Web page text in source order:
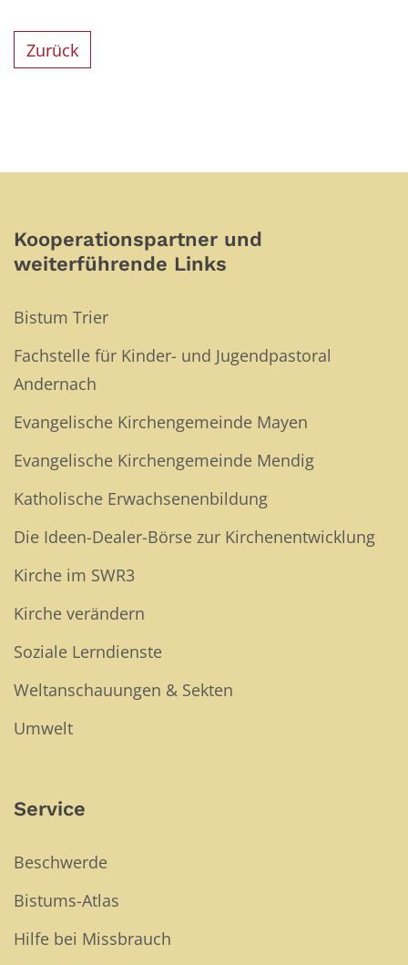
Zurück
Kooperationspartner und
weiterführende Links
Bistum Trier
Fachstelle für Kinder- und Jugendpastoral
Andernach
Evangelische Kirchengemeinde Mayen
Evangelische Kirchengemeinde Mendig
Katholische Erwachsenenbildung
Die Ideen-Dealer-Börse zur Kirchenentwicklung
Kirche im SWR3
Kirche verändern
Soziale Lerndienste
Weltanschauungen & Sekten
Umwelt
Service
Beschwerde
Bistums-Atlas
Hilfe bei Missbrauch